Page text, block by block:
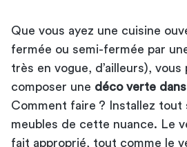
Que vous ayez une cuisine
fermée ou semi-fermée par
très en vogue, d’ailleurs),
composer une déco verte
Comment faire ? Installez tout
meubles de cette nuance. Le
fait approprié, tout comme le